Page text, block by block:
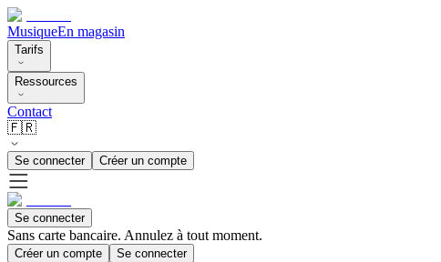
MusiqueEn magasin
Tarifs
Ressources
Contact
🇫🇷
Se connecter Créer un compte
Se connecter
Sans carte bancaire. Annulez à tout moment.
Créer un compte Se connecter